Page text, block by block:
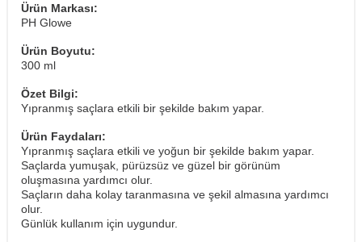
Ürün Markası:
PH Glowe
Ürün Boyutu:
300 ml
Özet Bilgi:
Yıpranmış saçlara etkili bir şekilde bakım yapar.
Ürün Faydaları:
Yıpranmış saçlara etkili ve yoğun bir şekilde bakım yapar.
Saçlarda yumuşak, pürüzsüz ve güzel bir görünüm
oluşmasına yardımcı olur.
Saçların daha kolay taranmasına ve şekil almasına yardımcı
olur.
Günlük kullanım için uygundur.